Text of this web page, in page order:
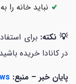
نباید خانه را
💡 نکته: برای
در کانادا خریده
پایان خبر – منبع: